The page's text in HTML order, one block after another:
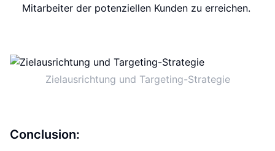
Mitarbeiter der potenziellen Kunden zu erreichen.
Zielausrichtung und Targeting-Strategie
Conclusion: